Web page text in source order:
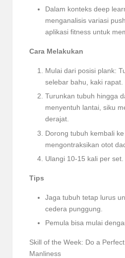
Dalam konteks deep
menganalisis variasi
aplikasi fitness untuk
Cara Melakukan
Mulai dari posisi plank:
selebar bahu, kaki rapat.
Turunkan tubuh hingga
menyentuh lantai, siku
derajat.
Dorong tubuh kembali
mengontraksikan otot
Ulangi 10-15 kali per set.
Tips
Jaga tubuh tetap lurus
cedera punggung.
Pemula bisa mulai
Skill of the Week: Do a
Manliness